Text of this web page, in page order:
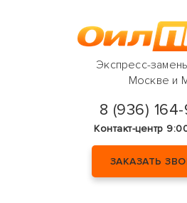
Экспресс-
Москве и
8 (936) 164-
Контакт-центр
ЗАКАЗАТЬ